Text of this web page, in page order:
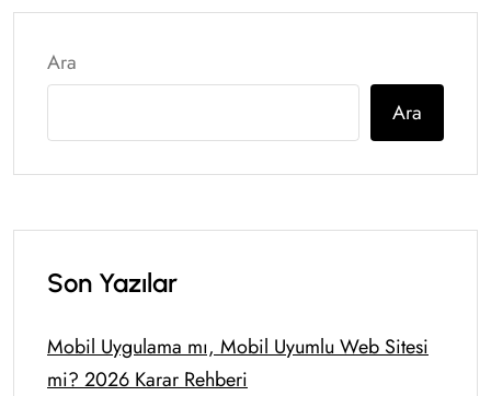
Ara
Ara
Son Yazılar
Mobil Uygulama mı, Mobil Uyumlu Web Sitesi
mi? 2026 Karar Rehberi